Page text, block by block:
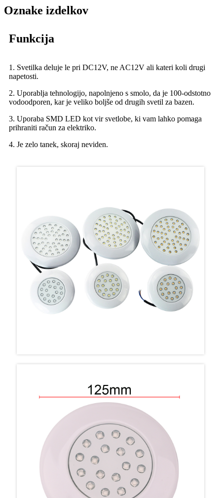
Oznake izdelkov
Funkcija
1. Svetilka deluje le pri DC12V, ne AC12V ali kateri koli drugi
napetosti.
2. Uporablja tehnologijo, napolnjeno s smolo, da je 100-odstotno
vodoodporen, kar je veliko boljše od drugih svetil za bazen.
3. Uporaba SMD LED kot vir svetlobe, ki vam lahko pomaga
prihraniti račun za elektriko.
4. Je zelo tanek, skoraj neviden.